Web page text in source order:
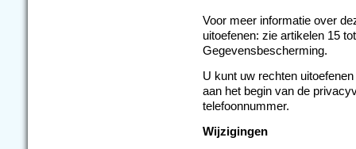
Voor meer informatie over
uitoefenen: zie artikelen 15
Gegevensbescherming.
U kunt uw rechten
aan het begin van de
telefoonnummer.
Wijzigingen